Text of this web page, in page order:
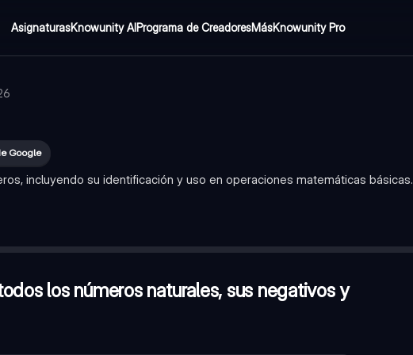
AsignaturasKnowunity AIPrograma de CreadoresMásKnowunity Pro
Google
incluyendo su identificación y uso en operaciones matemáticas básicas.
los números naturales, sus negativos y
'-a'